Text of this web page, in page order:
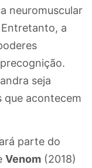
neuromuscular
a
seja
que acontecem
parte do
Venom (2018)